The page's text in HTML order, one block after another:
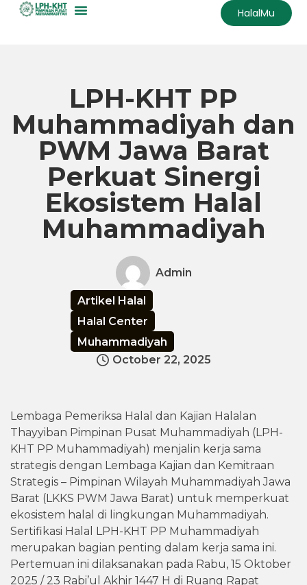
HalalMu
LPH-KHT PP
Muhammadiyah dan
PWM Jawa Barat
Perkuat Sinergi
Ekosistem Halal
Muhammadiyah
Admin
Artikel Halal
Halal Center
Muhammadiyah
October 22, 2025
Lembaga Pemeriksa Halal dan Kajian Halalan
Thayyiban Pimpinan Pusat Muhammadiyah (LPH-
KHT PP Muhammadiyah) menjalin kerja sama
strategis dengan Lembaga Kajian dan Kemitraan
Strategis – Pimpinan Wilayah Muhammadiyah Jawa
Barat (LKKS PWM Jawa Barat) untuk memperkuat
ekosistem halal di lingkungan Muhammadiyah.
Sertifikasi Halal LPH-KHT PP Muhammadiyah
merupakan bagian penting dalam kerja sama ini.
Pertemuan ini dilaksanakan pada Rabu, 15 Oktober
2025 / 23 Rabi’ul Akhir 1447 H di Ruang Rapat